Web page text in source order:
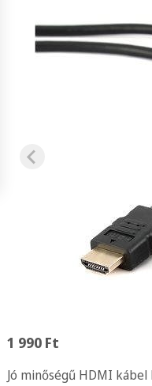
1 990 Ft
Jó minőségű HDMI